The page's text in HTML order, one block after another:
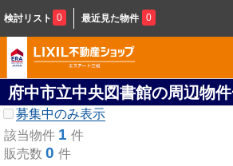
検討リスト 0 最近見た物件 0
府中市立中央図書館の周辺物
募集中のみ表示
該当物件 1 件
販売数 0 件